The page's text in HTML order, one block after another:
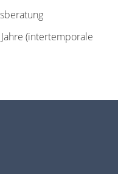
(intertemporale